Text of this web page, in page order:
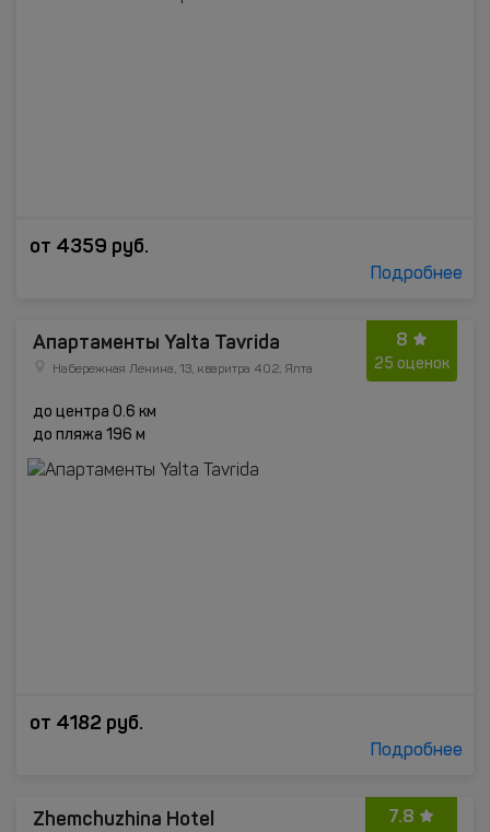
от 4359 руб.
Подробнее
8
25 оценок
Апартаменты Yalta Tavrida
Набережная Ленина, 13, кваритра 402, Ялта
до центра 0.6 км
до пляжа 196 м
от 4182 руб.
Подробнее
7.8
Zhemchuzhina Hotel